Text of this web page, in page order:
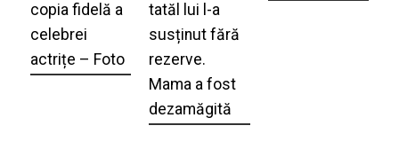
copia fidelă a
celebrei
actrițe – Foto
tatăl lui l-a
susținut fără
rezerve.
Mama a fost
dezamăgită